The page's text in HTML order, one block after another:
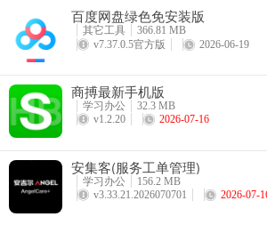
2、厘清
是（短期内或者未来）不可执行的。
对于前者，将其录入近日待办事项列表，对于
百度网盘绿色免安装版
其它工具
366.81 MB
v7.37.0.5官方版
2026-06-19
商搏最新手机版
学习办公
32.3 MB
v1.2.20
2026-07-16
安集客(服务工单管理)
学习办公
156.2 MB
v3.33.21.2026070701
2026-07-